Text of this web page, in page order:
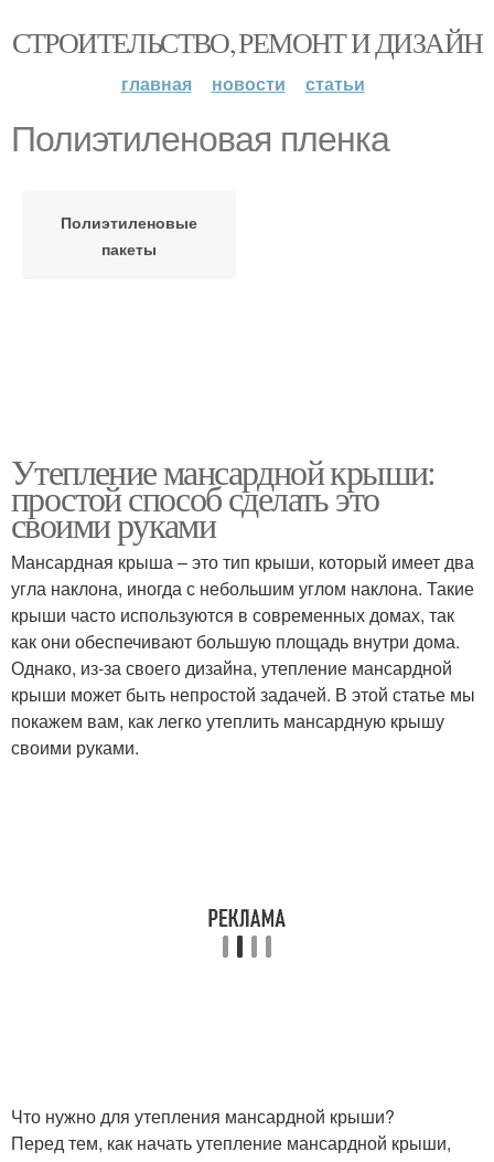
СТРОИТЕЛЬСТВО, РЕМОНТ И ДИЗАЙН
главная новости статьи
Полиэтиленовая пленка
Полиэтиленовые
пакеты
Утепление мансардной крыши:
простой способ сделать это
своими руками
Мансардная крыша – это тип крыши, который имеет два
угла наклона, иногда с небольшим углом наклона. Такие
крыши часто используются в современных домах, так
как они обеспечивают большую площадь внутри дома.
Однако, из-за своего дизайна, утепление мансардной
крыши может быть непростой задачей. В этой статье мы
покажем вам, как легко утеплить мансардную крышу
своими руками.
Что нужно для утепления мансардной крыши?
Перед тем, как начать утепление мансардной крыши,